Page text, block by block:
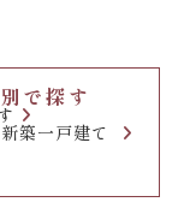
で探す
築一戸建て